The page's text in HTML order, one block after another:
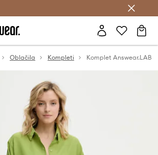
Oblačila Kompleti Komplet Answear.LAB